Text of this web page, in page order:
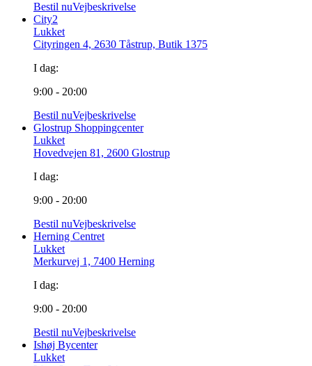
Bestil nuVejbeskrivelse
City2
Lukket
Cityringen 4, 2630 Tåstrup, Butik 1375
I dag:
9:00 - 20:00
Bestil nuVejbeskrivelse
Glostrup Shoppingcenter
Lukket
Hovedvejen 81, 2600 Glostrup
I dag:
9:00 - 20:00
Bestil nuVejbeskrivelse
Herning Centret
Lukket
Merkurvej 1, 7400 Herning
I dag:
9:00 - 20:00
Bestil nuVejbeskrivelse
Ishøj Bycenter
Lukket